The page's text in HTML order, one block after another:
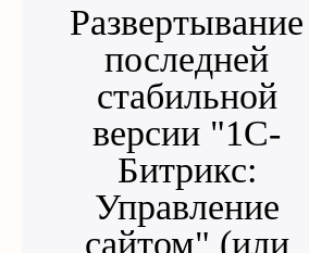
Развертывание
последней
стабильной
версии "1С-
Битрикс:
Управление
сайтом" (или